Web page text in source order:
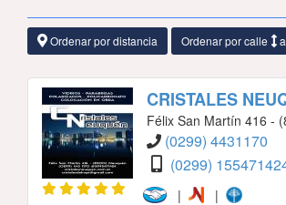
Ordenar por distancia Ordenar por calle
CRISTALES
Félix San Martín 416 -
(0299) 4431170
(0299)
|
|